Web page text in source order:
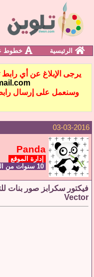
الرئيسية خطوط
يرجى الإبلاغ عن أي رابط
وسنعمل على إرسال
03-03-2016
Panda
إدارة الموقع
Vector